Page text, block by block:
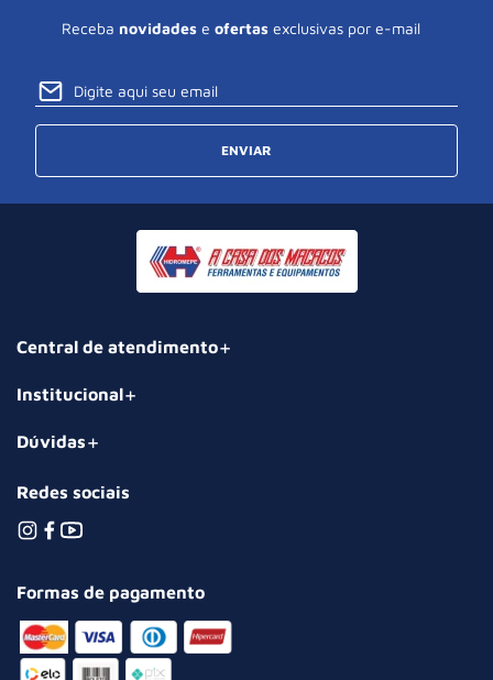
Receba novidades e ofertas exclusivas por e-mail
ENVIAR
Central de atendimento
Institucional
Dúvidas
Redes sociais
Formas de pagamento